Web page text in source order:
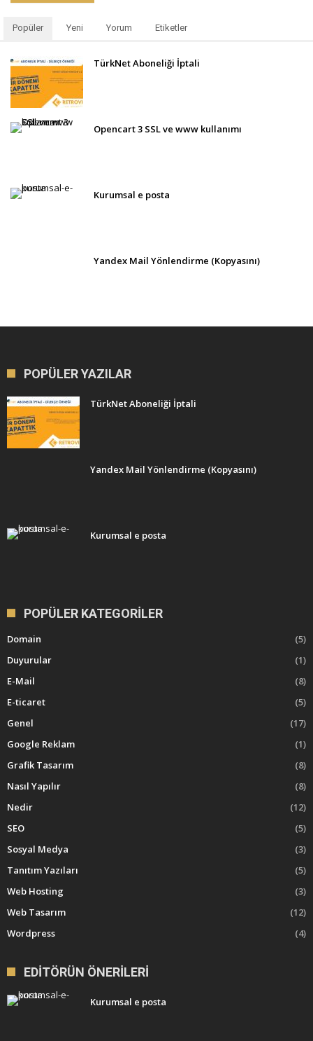
Popüler Yeni Yorum Etiketler
TürkNet Aboneliği İptali
Opencart 3 SSL ve www kullanımı
Kurumsal e posta
Yandex Mail Yönlendirme (Kopyasını)
POPÜLER YAZILAR
TürkNet Aboneliği İptali
Yandex Mail Yönlendirme (Kopyasını)
Kurumsal e posta
POPÜLER KATEGORILER
Domain
(5)
Duyurular
(1)
E-Mail
(8)
E-ticaret
(5)
Genel
(17)
Google Reklam
(1)
Grafik Tasarım
(8)
Nasıl Yapılır
(8)
Nedir
(12)
SEO
(5)
Sosyal Medya
(3)
Tanıtım Yazıları
(5)
Web Hosting
(3)
Web Tasarım
(12)
Wordpress
(4)
EDITÖRÜN ÖNERILERI
Kurumsal e posta